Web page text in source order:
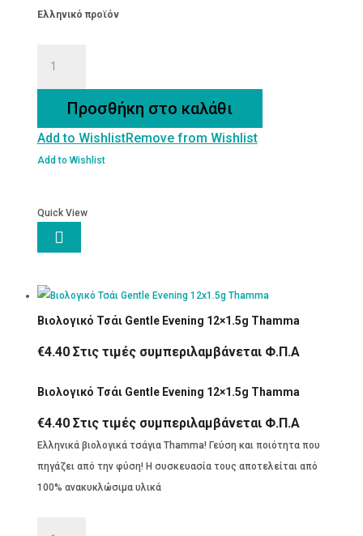
Ελληνικό προϊόν
ποσότητα
Προσθήκη στο καλάθι
Add to WishlistRemove from Wishlist
Add to Wishlist
Quick View

Βιολογικό Τσάι Gentle Evening 12×1.5g Thamma
€4.40 Στις τιμές συμπεριλαμβάνεται Φ.Π.Α
Βιολογικό Τσάι Gentle Evening 12×1.5g Thamma
€4.40 Στις τιμές συμπεριλαμβάνεται Φ.Π.Α
Ελληνικά βιολογικά τσάγια Thamma! Γεύση και ποιότητα που
πηγάζει από την φύση! Η συσκευασία τους αποτελείται από
100% ανακυκλώσιμα υλικά